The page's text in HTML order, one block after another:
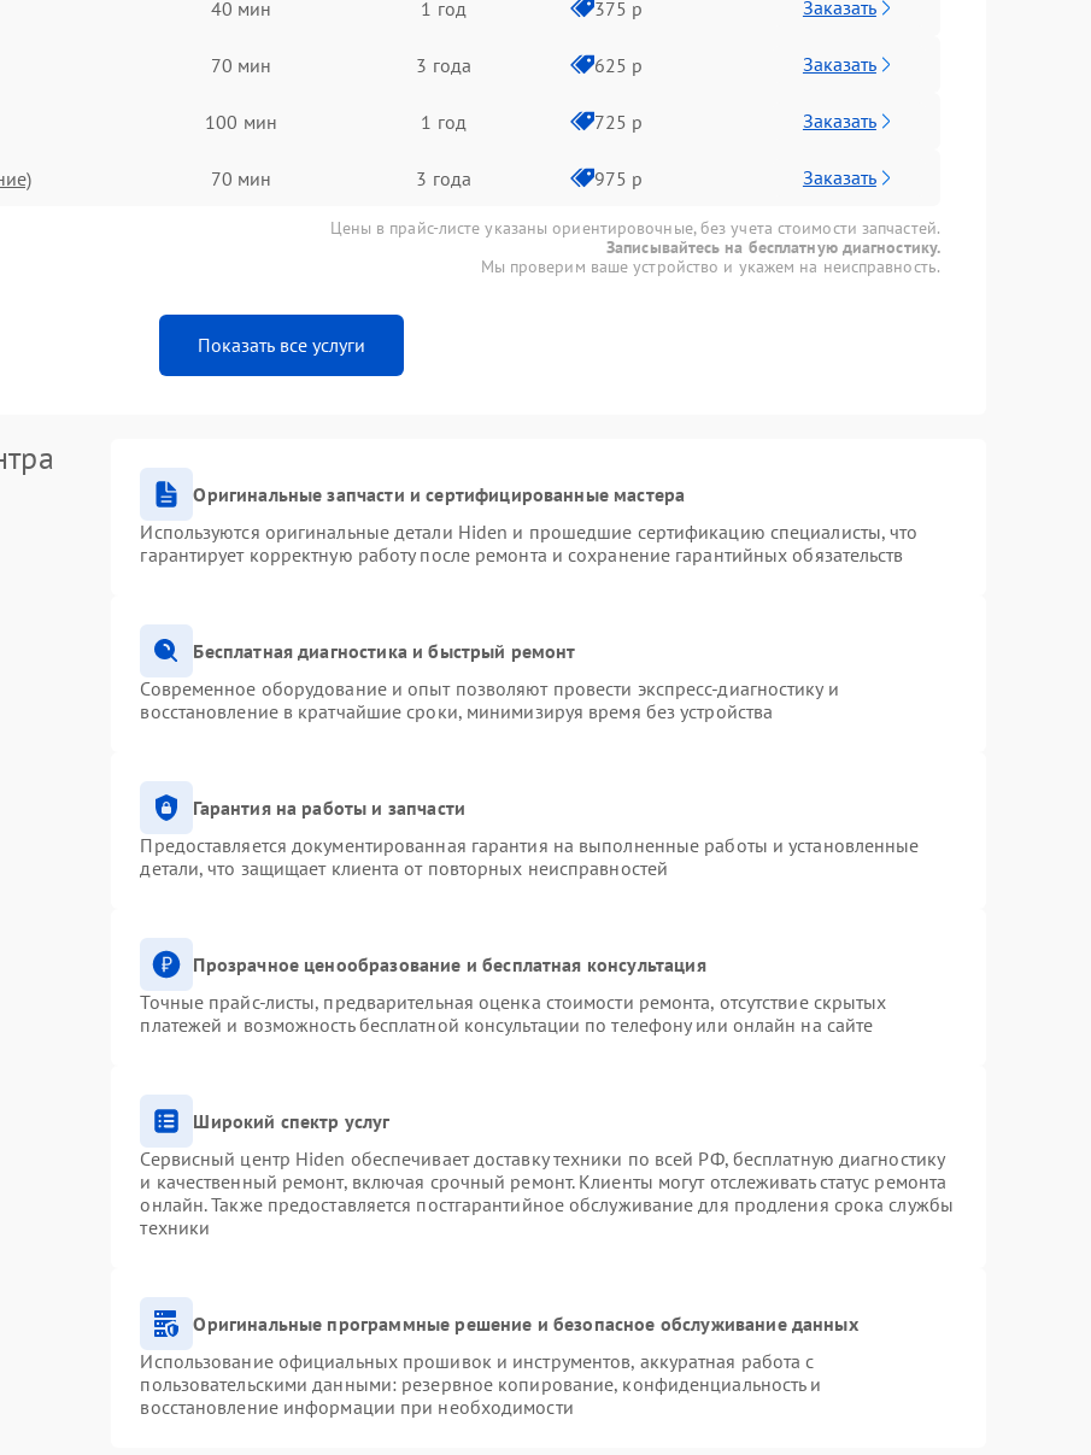
40 мин 1 год 375 р Заказать
70 мин 3 года 625 р Заказать
100 мин 1 год 725 р Заказать
70 мин 3 года 975 р Заказать
Цены в прайс-листе указаны ориентировочные, без учета стоимости запчастей.
Записывайтесь на бесплатную диагностику.
Мы проверим ваше устройство и укажем на неисправность.
Показать все услуги
Оригинальные запчасти и сертифицированные мастера
Используются оригинальные детали Hiden и прошедшие сертификацию специалисты, что
гарантирует корректную работу после ремонта и сохранение гарантийных обязательств
Бесплатная диагностика и быстрый ремонт
Современное оборудование и опыт позволяют провести экспресс-диагностику и
восстановление в кратчайшие сроки, минимизируя время без устройства
Гарантия на работы и запчасти
Предоставляется документированная гарантия на выполненные работы и установленные
детали, что защищает клиента от повторных неисправностей
Прозрачное ценообразование и бесплатная консультация
Точные прайс-листы, предварительная оценка стоимости ремонта, отсутствие скрытых
платежей и возможность бесплатной консультации по телефону или онлайн на сайте
Широкий спектр услуг
Сервисный центр Hiden обеспечивает доставку техники по всей РФ, бесплатную диагностику
и качественный ремонт, включая срочный ремонт. Клиенты могут отслеживать статус ремонта
онлайн. Также предоставляется постгарантийное обслуживание для продления срока службы
техники
Оригинальные программные решение и безопасное обслуживание данных
Использование официальных прошивок и инструментов, аккуратная работа с
пользовательскими данными: резервное копирование, конфиденциальность и
восстановление информации при необходимости